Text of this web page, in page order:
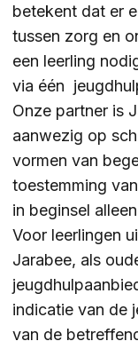
betekent dat er
tussen zorg en
een leerling
via één
Onze partner is
aanwezig op
vormen van
toestemming
in beginsel
Voor leerlingen
Jarabee, als
indicatie van de
van de